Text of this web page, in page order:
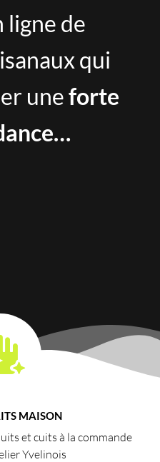
ligne de
qui
uneforte
MAISON
et cuits à la commande
Yvelinois